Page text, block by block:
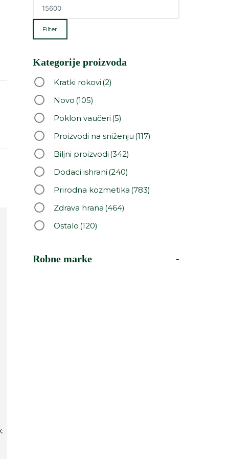
Filter
Kategorije proizvoda
Kratki rokovi (2)
Novo (105)
Poklon vaučeri (5)
Proizvodi na sniženju (117)
Biljni proizvodi (342)
Dodaci ishrani (240)
Prirodna kozmetika (783)
Zdrava hrana (464)
Ostalo (120)
Robne marke -